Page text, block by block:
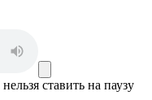
нельзя ставить на паузу